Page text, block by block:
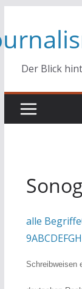
springen
Der Blick
alle Begriffe
9ABCDEFGH
Schreibweisen